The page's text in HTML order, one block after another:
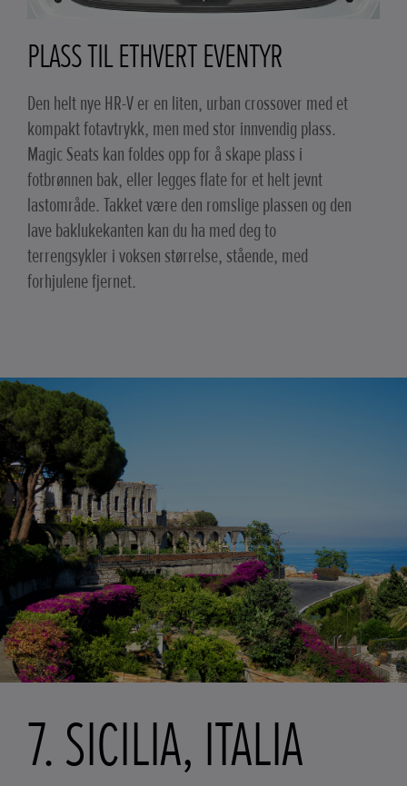
PLASS TIL ETHVERT EVENTYR
Den helt nye HR-V er en liten, urban crossover med et
kompakt fotavtrykk, men med stor innvendig plass.
Magic Seats kan foldes opp for å skape plass i
fotbrønnen bak, eller legges flate for et helt jevnt
lastområde. Takket være den romslige plassen og den
lave baklukekanten kan du ha med deg to
terrengsykler i voksen størrelse, stående, med
forhjulene fjernet.
7. SICILIA, ITALIA